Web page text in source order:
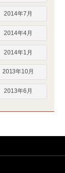
2014年7月
2014年4月
2014年1月
2013年10月
2013年6月